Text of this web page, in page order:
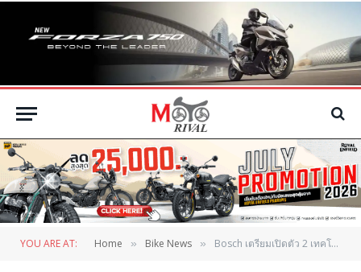
YOU ARE AT: Home » Bike News » Bosch เตรียมเปิดตัว 2 เทคโนโลยี เพื่อรถเล็ก ABS และ มอเตอร์ไฟฟ้าสำหรับ Scooter